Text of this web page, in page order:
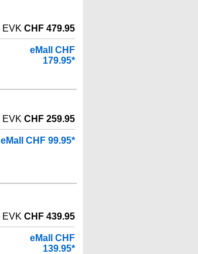
EVK CHF 479.95
eMall CHF
179.95*
EVK CHF 259.95
eMall CHF 99.95*
EVK CHF 439.95
eMall CHF
139.95*